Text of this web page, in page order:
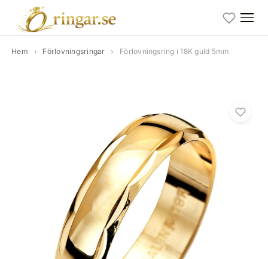
Hem › Förlovningsringar › Förlovningsring i 18K guld 5mm